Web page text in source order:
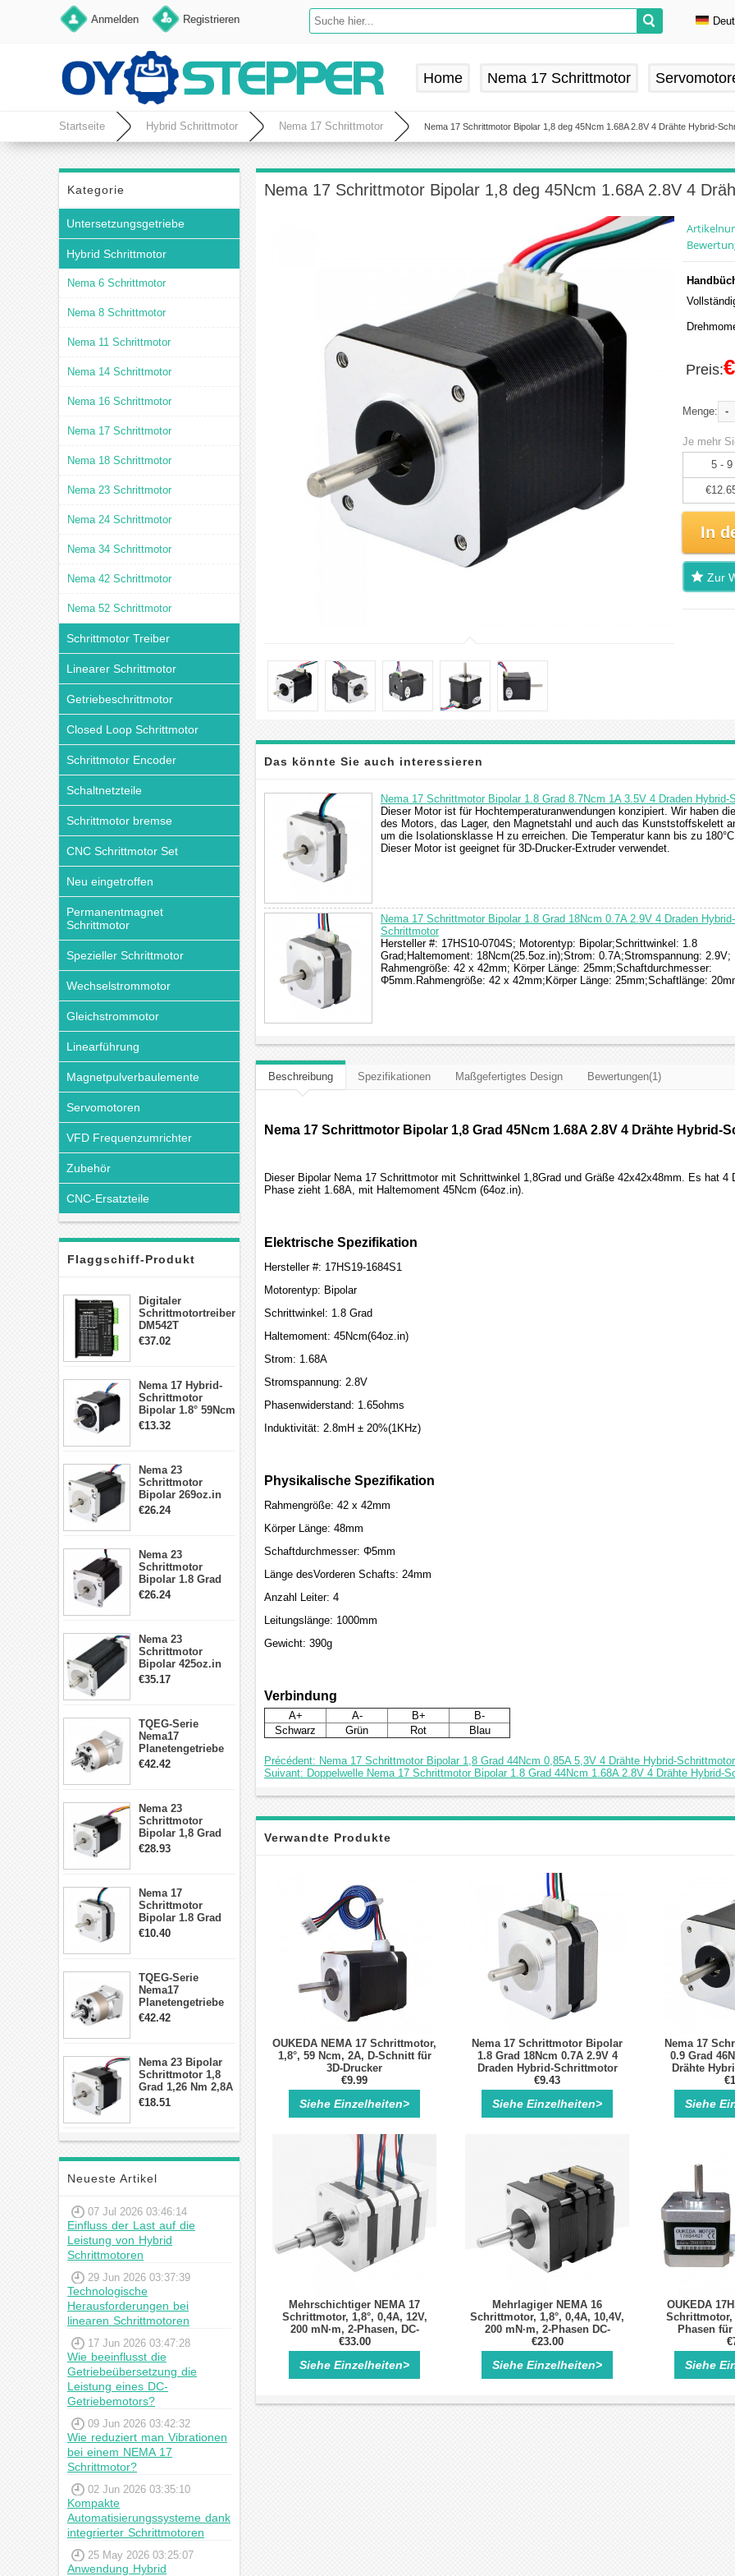
Anmelden Registrieren
Home Nema 17 Schrittmotor
Startseite Hybrid Schrittmotor Nema 17 Schrittmotor Nema 17 Schrittmotor Bipolar 1,8 deg 45Ncm 1.68A 2.8V 4 Drähte Hybrid-
Kategorie
Untersetzungsgetriebe
Hybrid Schrittmotor
Nema 6 Schrittmotor
Nema 8 Schrittmotor
Nema 11 Schrittmotor
Nema 14 Schrittmotor
Nema 16 Schrittmotor
Nema 17 Schrittmotor
Nema 18 Schrittmotor
Nema 23 Schrittmotor
Nema 24 Schrittmotor
Nema 34 Schrittmotor
Nema 42 Schrittmotor
Nema 52 Schrittmotor
Schrittmotor Treiber
Linearer Schrittmotor
Getriebeschrittmotor
Closed Loop Schrittmotor
Schrittmotor Encoder
Schaltnetzteile
Schrittmotor bremse
CNC Schrittmotor Set
Neu eingetroffen
Permanentmagnet
Schrittmotor
Spezieller Schrittmotor
Wechselstrommotor
Gleichstrommotor
Linearführung
Magnetpulverbaulemente
Servomotoren
VFD Frequenzumrichter
Zubehör
CNC-Ersatzteile
Flaggschiff-Produkt
Digitaler
Schrittmotortreiber
DM542T
Schrittmotor
Schrittmotor
€37.02
Nema 17 Hybrid-
Schrittmotor
Bipolar 1.8° 59Ncm
2A 4 Drähte mit 1m
€13.32
Nema 23
Schrittmotor
Bipolar 269oz.in
2,8A 57x57x76mm
€26.24
Nema 23
Schrittmotor
Bipolar 1.8 Grad
1.9Nm 3A 3.36V 4
€26.24
Nema 23
Schrittmotor
Bipolar 425oz.in
4.2A 57x57x114mm
€35.17
TQEG-Serie
Nema17
Planetengetriebe
5:1 Spiel 15Arc-
€42.42
Nema 23
Schrittmotor
Bipolar 1,8 Grad
2,83Nm 4 A 2,26V
€28.93
Nema 17
Schrittmotor
Bipolar 1.8 Grad
8.7Ncm 1A 3.5V 4
€10.40
TQEG-Serie
Nema17
Planetengetriebe
10:1 Spiel 15Arc-
€42.42
Nema 23 Bipolar
Schrittmotor 1,8
Grad 1,26 Nm 2,8A
2,5V 4 Drähte
€18.51
Neueste Artikel
07 Jul 2026 03:46:14
Einfluss der Last auf die
Leistung von Hybrid
Schrittmotoren
29 Jun 2026 03:37:39
Technologische
Herausforderungen bei
linearen Schrittmotoren
17 Jun 2026 03:47:28
Wie beeinflusst die
Getriebeübersetzung die
Leistung eines DC-
Getriebemotors?
09 Jun 2026 03:42:32
Wie reduziert man Vibrationen
bei einem NEMA 17
Schrittmotor?
02 Jun 2026 03:35:10
Kompakte
Automatisierungssysteme dank
integrierter Schrittmotoren
25 May 2026 03:25:07
Anwendung Hybrid
Nema 17 Schrittmotor Bipolar 1,8 deg 45Ncm 1.68A 2.8V 4
Preis:
Menge: -
Je mehr
5 - 9
In
Zur
Das könnte Sie auch interessieren
Nema 17 Schrittmotor Bipolar 1.8 Grad 8.7Ncm 1A 3.5V 4 Draden Hybrid-
Dieser Motor ist für Hochtemperaturanwendungen konzipiert. Wir haben
des Motors, das Lager, den Magnetstahl und auch das Kunststoffskelett
um die Isolationsklasse H zu erreichen. Die Temperatur kann bis zu
Dieser Motor ist geeignet für 3D-Drucker-Extruder verwendet.
Nema 17 Schrittmotor Bipolar 1.8 Grad 18Ncm 0.7A 2.9V 4 Draden Hybrid-
Schrittmotor
Hersteller #: 17HS10-0704S; Motorentyp: Bipolar;Schrittwinkel: 1.8
Grad;Haltemoment: 18Ncm(25.5oz.in);Strom: 0.7A;Stromspannung: 2.9V;
Rahmengröße: 42 x 42mm; Körper Länge: 25mm;Schaftdurchmesser:
Φ5mm.Rahmengröße: 42 x 42mm;Körper Länge: 25mm;Schaftlänge:
Beschreibung Spezifikationen Maßgefertigtes Design Bewertungen(1)
Nema 17 Schrittmotor Bipolar 1,8 Grad 45Ncm 1.68A 2.8V 4 Drähte Hybrid-
Dieser Bipolar Nema 17 Schrittmotor mit Schrittwinkel 1,8Grad und Gräße 42x42x48mm. Es hat
Phase zieht 1.68A, mit Haltemoment 45Ncm (64oz.in).
Elektrische Spezifikation
Hersteller #: 17HS19-1684S1
Motorentyp: Bipolar
Schrittwinkel: 1.8 Grad
Haltemoment: 45Ncm(64oz.in)
Strom: 1.68A
Stromspannung: 2.8V
Phasenwiderstand: 1.65ohms
Induktivität: 2.8mH ± 20%(1KHz)
Physikalische Spezifikation
Rahmengröße: 42 x 42mm
Körper Länge: 48mm
Schaftdurchmesser: Φ5mm
Länge desVorderen Schafts: 24mm
Anzahl Leiter: 4
Leitungslänge: 1000mm
Gewicht: 390g
Verbindung
A+ A- B+
B-
Schwarz
Grün Rot Blau
Précédent: Nema 17 Schrittmotor Bipolar 1,8 Grad 44Ncm 0,85A 5,3V 4 Drähte Hybrid-Schrittmotor
Suivant: Doppelwelle Nema 17 Schrittmotor Bipolar 1.8 Grad 44Ncm 1.68A 2.8V 4 Drähte Hybrid-
Verwandte Produkte
OUKEDA NEMA 17 Schrittmotor,
1,8°, 59 Ncm, 2A, D-Schnitt für
3D-Drucker
€9.99
Siehe Einzelheiten>
Nema 17 Schrittmotor Bipolar
1.8 Grad 18Ncm 0.7A 2.9V 4
Draden Hybrid-Schrittmotor
€9.43
Siehe Einzelheiten>
Nema 17
0.9 Grad
Drähte
Siehe
Mehrschichtiger NEMA 17
Schrittmotor, 1,8°, 0,4A, 12V,
200 mN·m, 2-Phasen, DC-
Hybrid-Schrittmotor
€33.00
Siehe Einzelheiten>
Mehrlagiger NEMA 16
Schrittmotor, 1,8°, 0,4A, 10,4V,
200 mN·m, 2-Phasen DC-
Hybridmotor
€23.00
Siehe Einzelheiten>
OUKEDA
Schrittmotor,
Phasen
Robotik,
Siehe